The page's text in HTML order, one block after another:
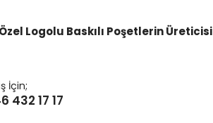
Logolu Baskılı Poşetlerin Üreticisi
İçin;
432 17 17